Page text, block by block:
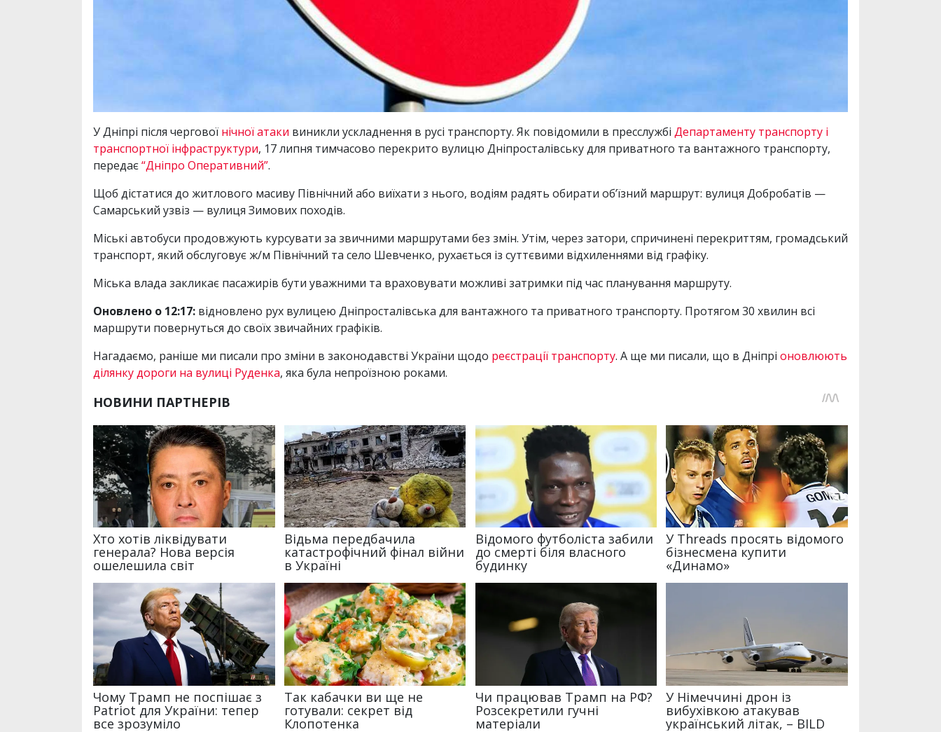
У Дніпрі після чергової нічної атаки виникли ускладнення в русі транспорту. Як повідомили в пресслужбі Департаменту транспорту і
транспортної інфраструктури, 17 липня тимчасово перекрито вулицю Дніпросталівську для приватного та вантажного транспорту,
передає“Дніпро Оперативний”.
Щоб дістатися до житлового масиву Північний або виїхати з нього, водіям радять обирати об’їзний маршрут: вулиця Добробатів —
Самарський узвіз — вулиця Зимових походів.
Міські автобуси продовжують курсувати за звичними маршрутами без змін. Утім, через затори, спричинені перекриттям, громадський
транспорт, який обслуговує ж/м Північний та село Шевченко, рухається із суттєвими відхиленнями від графіку.
Міська влада закликає пасажирів бути уважними та враховувати можливі затримки під час планування маршруту.
Оновлено о 12:17: відновлено рух вулицею Дніпросталівська для вантажного та приватного транспорту. Протягом 30 хвилин всі
маршрути повернуться до своїх звичайних графіків.
Нагадаємо, раніше ми писали про зміни в законодавстві України щодо реєстрації транспорту. А ще ми писали, що в Дніпрі оновлюють
ділянку дороги на вулиці Руденка, яка була непроїзною роками.